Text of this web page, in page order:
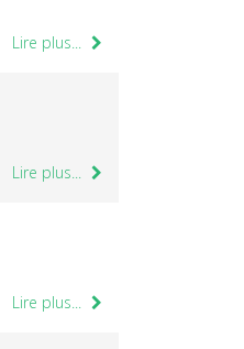
Lire plus...
Lire plus...
Lire plus...